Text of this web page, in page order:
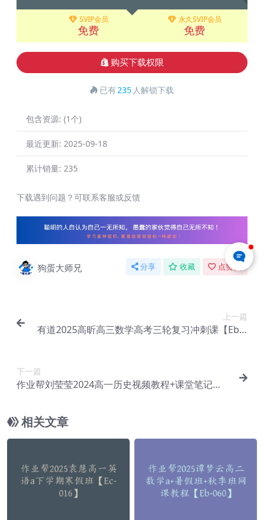
SVIP会员
免费
永久SVIP会员
免费
购买下载权限
已有235 人解锁下载
包含资源: (1个)
最近更新: 2025-09-18
累计销量: 235
下载遇到问题？可联系客服或反馈
狗蛋大师兄 分享 收藏 点赞(
上一篇
有道2025高昕高三数学高考三轮复习冲刺课【Eb-1
下一篇
作业帮刘莹莹2024高一历史视频教程+课堂笔记
相关文章